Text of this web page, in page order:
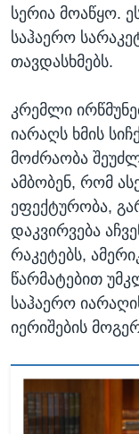
სერია მოაწყო.
საჰაერო
თავდასხმებს.
კრემლი
იარაღს ხმის
მოძრაობა
ამბობენ, რომ
ეფექტურობა,
დაკვირვება
რაკეტებს,
წარმატებით
საჰაერო
იერიშების